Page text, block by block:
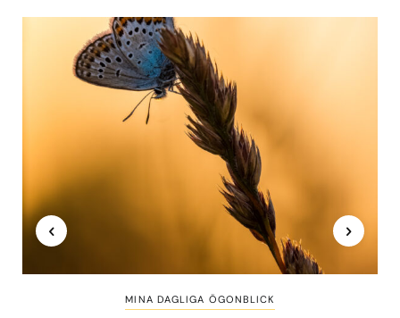
MINA DAGLIGA ÖGONBLICK